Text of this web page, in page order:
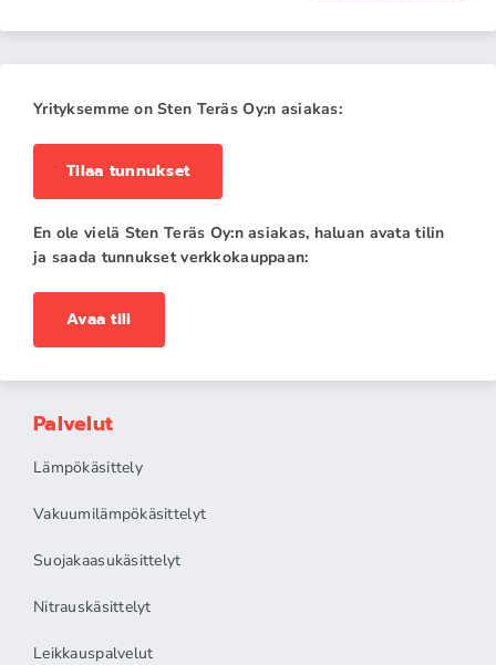
Yrityksemme on Sten Teräs Oy:n asiakas:
Tilaa tunnukset
En ole vielä Sten Teräs Oy:n asiakas, haluan avata tilin
ja saada tunnukset verkkokauppaan:
Avaa tili
Palvelut
Lämpökäsittely
Vakuumilämpökäsittelyt
Suojakaasukäsittelyt
Nitrauskäsittelyt
Leikkauspalvelut